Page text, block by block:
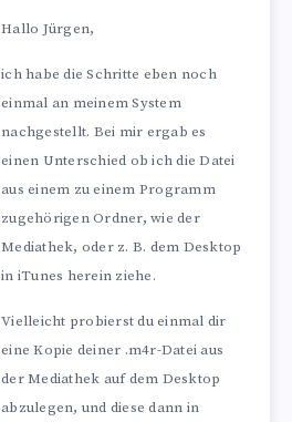
Hallo Jürgen,
ich habe die Schritte eben noch
einmal an meinem System
nachgestellt. Bei mir ergab es
einen Unterschied ob ich die Datei
aus einem zu einem Programm
zugehörigen Ordner, wie der
Mediathek, oder z. B. dem Desktop
in iTunes herein ziehe.
Vielleicht probierst du einmal dir
eine Kopie deiner .m4r-Datei aus
der Mediathek auf dem Desktop
abzulegen, und diese dann in